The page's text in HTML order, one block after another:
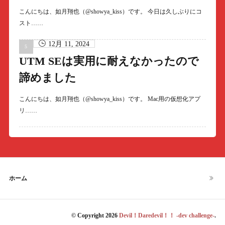
こんにちは、如月翔也（@showya_kiss）です。 今日は久しぶりにコ
スト……
12月 11, 2024
UTM SEは実用に耐えなかったので
諦めました
こんにちは、如月翔也（@showya_kiss）です。 Mac用の仮想化アプ
リ……
ホーム
© Copyright 2026Devil！Daredevil！！ -dev challenge-.